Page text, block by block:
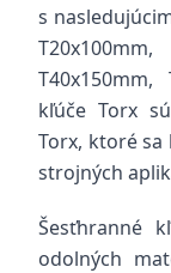
s
kľúče Torx
Torx, ktoré sa
strojných
Šesťhranné
odolných